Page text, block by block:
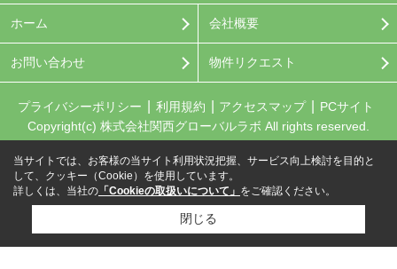
ホーム 会社概要
お問い合わせ 物件リクエスト
プライバシーポリシー 利用規約 アクセスマップ
PCサイト
Copyright(c) 株式会社関西グローバルラボ All rights reserved.
当サイトでは、お客様の当サイト利用状況把握、サービス向上検討を目的と
して、クッキー（Cookie）を使用しています。
詳しくは、当社の 「Cookieの取扱いについて」 をご確認ください。
閉じる